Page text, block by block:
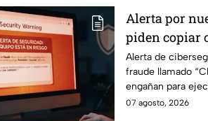
Alerta por
piden copiar
Cuidado,
peligroso
Alerta de
fraude llamado
engañan para
información de tu
07 agosto, 2026